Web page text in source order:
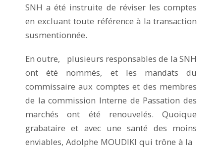
SNH a été instruite de réviser les comptes
en excluant toute référence à la transaction
susmentionnée.
En outre, plusieurs responsables de la SNH
ont été nommés, et les mandats du
commissaire aux comptes et des membres
de la commission Interne de Passation des
marchés ont été renouvelés. Quoique
grabataire et avec une santé des moins
enviables, Adolphe MOUDIKI qui trône à la